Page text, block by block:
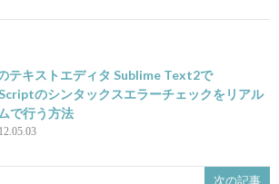
テキストエディタ Sublime Text2で
のシンタックスエラーチェックをリアル
で行う方法
次の記事